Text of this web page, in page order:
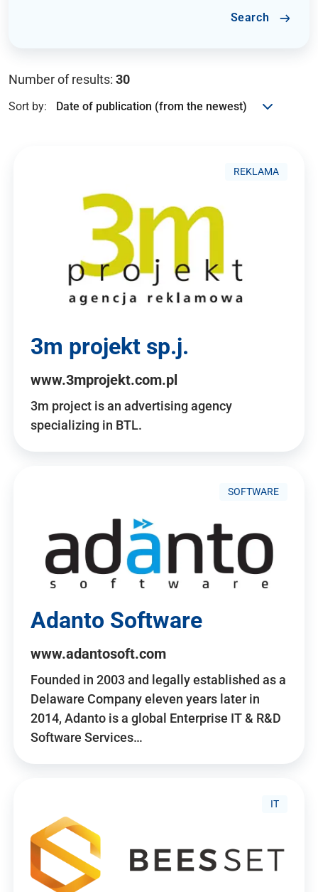
Search
Number of results: 30
Sort by:
REKLAMA
3m projekt sp.j.
www.3mprojekt.com.pl
3m project is an advertising agency
specializing in BTL.
SOFTWARE
Adanto Software
www.adantosoft.com
Founded in 2003 and legally established as a
Delaware Company eleven years later in
2014, Adanto is a global Enterprise IT & R&D
Software Services…
IT